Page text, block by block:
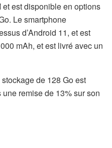
est disponible en options
Le smartphone
d’Android 11, et est
mAh, et est livré avec un
de 128 Go est
remise de 13% sur son